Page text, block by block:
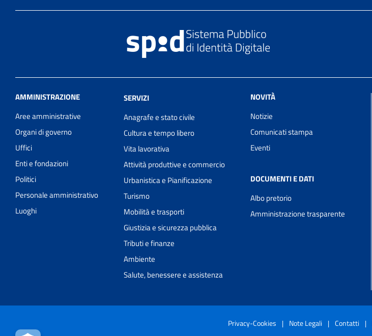
AMMINISTRAZIONE
Aree amministrative
Organi di governo
Uffici
Enti e fondazioni
Politici
Personale amministrativo
Luoghi
SERVIZI
Anagrafe e stato civile
Cultura e tempo libero
Vita lavorativa
Attività produttive e commercio
Urbanistica e Pianificazione
Turismo
Mobilità e trasporti
Giustizia e sicurezza pubblica
Tributi e finanze
Ambiente
Salute, benessere e assistenza
NOVITÀ
Notizie
Comunicati stampa
Eventi
DOCUMENTI E DATI
Albo pretorio
Amministrazione trasparente
Privacy-Cookies | Note Legali | Contatti |